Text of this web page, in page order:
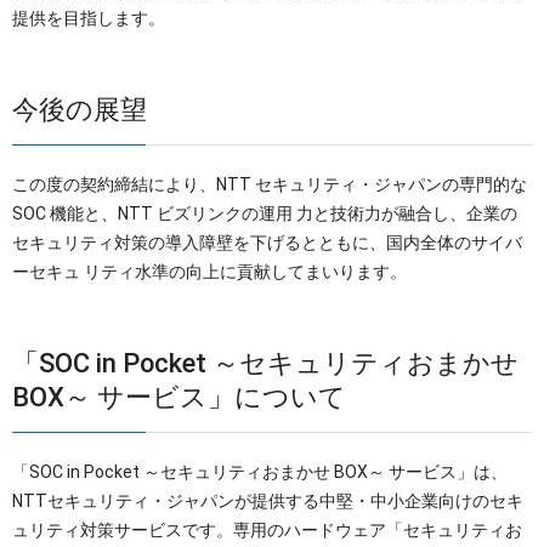
提供を目指します。
今後の展望
この度の契約締結により、NTT セキュリティ・ジャパンの専門的な
SOC 機能と、NTT ビズリンクの運用 力と技術力が融合し、企業の
セキュリティ対策の導入障壁を下げるとともに、国内全体のサイバ
ーセキュ リティ水準の向上に貢献してまいります。
「SOC in Pocket ～セキュリティおまかせ
BOX～ サービス」について
「SOC in Pocket ～セキュリティおまかせ BOX～ サービス」は、
NTTセキュリティ・ジャパンが提供する中堅・中小企業向けのセキ
ュリティ対策サービスです。専用のハードウェア「セキュリティお